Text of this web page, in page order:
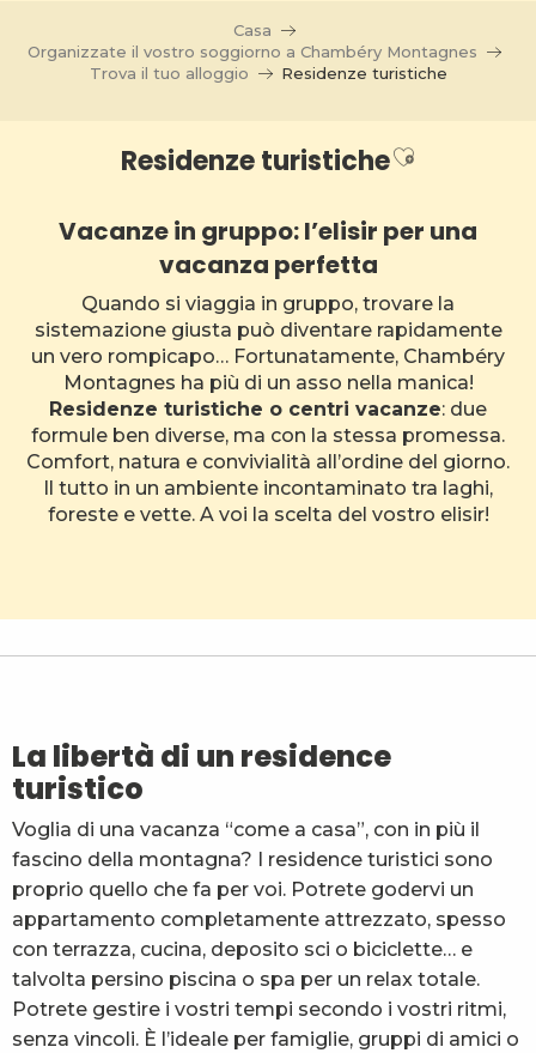
Casa
Organizzate il vostro soggiorno a Chambéry Montagnes
Trova il tuo alloggio
Residenze turistiche
Residenze turisticheAjouter
Vacanze in gruppo: l’elisir per una
vacanza perfetta
Quando si viaggia in gruppo, trovare la
sistemazione giusta può diventare rapidamente
un vero rompicapo… Fortunatamente, Chambéry
Montagnes ha più di un asso nella manica!
Residenze turistiche o centri vacanze: due
formule ben diverse, ma con la stessa promessa.
Comfort, natura e convivialità all’ordine del giorno.
Il tutto in un ambiente incontaminato tra laghi,
foreste e vette. A voi la scelta del vostro elisir!
La Ferme de la Mense
Centre de Vacances Les Nivéoles
La libertà di un residence
turistico
Voglia di una vacanza “come a casa”, con in più il
fascino della montagna? I residence turistici sono
proprio quello che fa per voi. Potrete godervi un
appartamento completamente attrezzato, spesso
con terrazza, cucina, deposito sci o biciclette… e
talvolta persino piscina o spa per un relax totale.
Potrete gestire i vostri tempi secondo i vostri ritmi,
senza vincoli. È l’ideale per famiglie, gruppi di amici o